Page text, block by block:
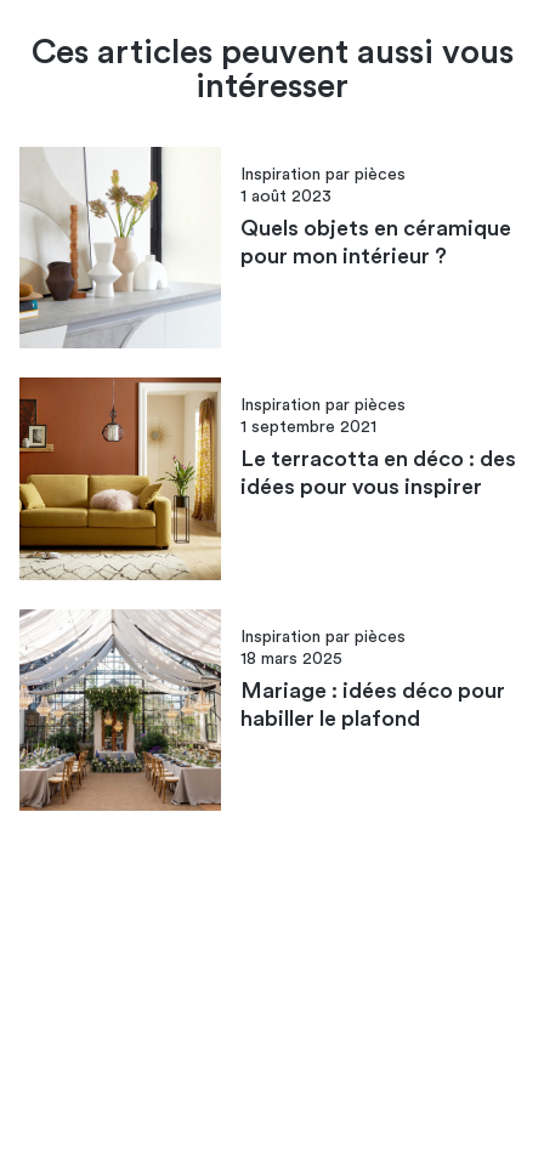
Ces articles peuvent aussi vous
intéresser
Inspiration par pièces
1 août 2023
Quels objets en céramique
pour mon intérieur ?
Inspiration par pièces
1 septembre 2021
Le terracotta en déco : des
idées pour vous inspirer
Inspiration par pièces
18 mars 2025
Mariage : idées déco pour
habiller le plafond​